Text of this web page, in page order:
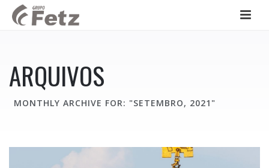
ARQUIVOS
MONTHLY ARCHIVE FOR: "SETEMBRO, 2021"